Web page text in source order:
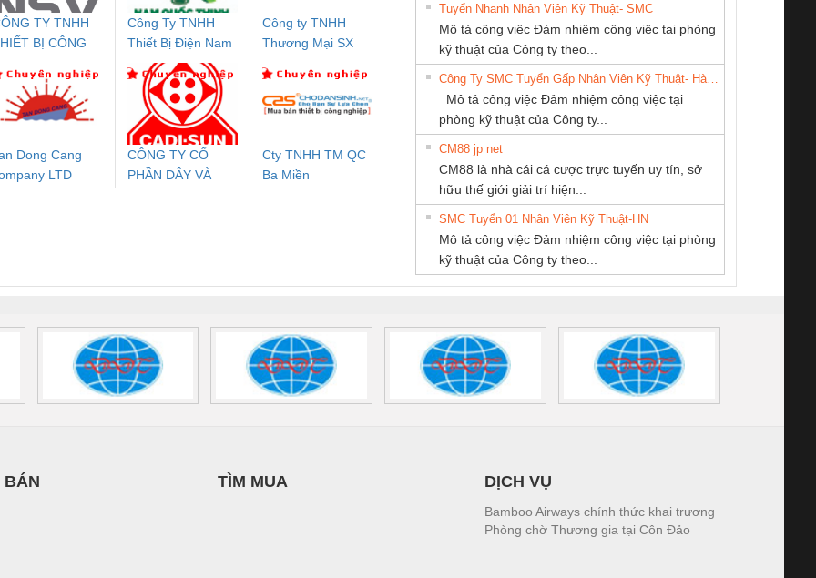
An Toàn
Contact
1NO-
24DC-SP -
Rơ Le An Toàn
Phoenix Contact
PSR-SCP-
24UC/ESL4/3X1/1X2/B
- 2981059
Điện AC
Mô-đun Ắc Quy UPS
Bộ Lặp Tín Hiệu
PROFIBUS Phoenix
Contact PSI-REP-
2708863
Rơ Le An Toàn
Phoenix Contact
2986960 – PSR-
SCP-
24DC/FSP/2X1/1X2
Rơ Le An Toàn
Bộ giám sát chuỗi
tấm pin
TRANSCLINIC 16I+
1K5 H (2502520000)
Bộ giám sát chuỗi
tấm pin
TRANSCLINIC 16I+
1K5 L (2433950000)
Bộ giám sát dòng
TRANSCLINIC 16I+
(2008130000)
Bộ chỉnh lưu nguồn
điện TRANSCLINIC
BKE 1K5.4
(7791400879)2. Giá
Nẹp nhôm chống
trơn Đà Nẵng
TY TNHH
BỊ CÔNG
VIỆT
NAM
Công Ty TNHH
Thiết Bị Điện Nam
Quốc Thịnh
Công ty TNHH
Thương Mại SX
Dong Cang
LTD
CÔNG TY CỔ
PHẦN DÂY VÀ
Cty TNHH TM QC
Ba Miền
CÔNG TY TNHH
THƯƠNG MẠI
DỊCH VỤ KỸ
THUẬT ĐIỆN CƠ
GIA HƯNG PHÁT
CÔNG TY TNHH
KINH DOANH
DỊCH VỤ XNK
PHƯƠNG NAM
CÔNG TY TNHH
THIÊN ÂN VIỆT
NAM
CONG TY TNHH
TM-DV DAI DONG
THANH
ĐỘNG TIẾN
HƯNG
KỸ THUẬT KTECH
Tuyển Nhanh Nhân Viên Kỹ Thuật- SMC
Mô tả công việc Đảm nhiệm công việc tại phòng
kỹ thuật của Công ty theo...
Mô tả công việc Đảm nhiệm công việc tại
phòng kỹ thuật của Công ty...
CM88 jp net
CM88 là nhà cái cá cược trực tuyến uy tín, sở
hữu thế giới giải trí hiện...
SMC Tuyển 01 Nhân Viên Kỹ Thuật-HN
Mô tả công việc Đảm nhiệm công việc tại phòng
kỹ thuật của Công ty theo...
BÁN TÌM MUA DỊCH VỤ
Bamboo Airways chính thức khai trương
Phòng chờ Thương gia tại Côn Đảo